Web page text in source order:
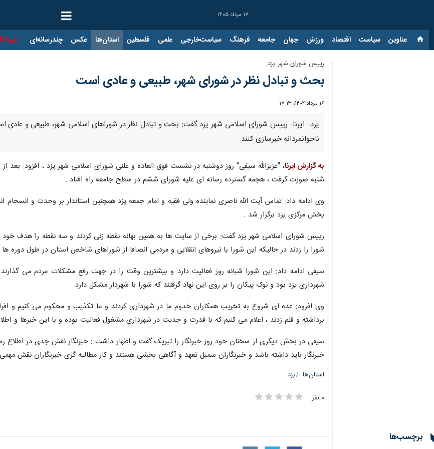
۱۷ مرداد ۱۴۰۵
عناوین‌ سیاست اقتصاد ورزش جهان جامعه فرهنگ سیاست‌خارجی علمی فلسطین استان‌ها عکس چندرسانه‌ای ایرنا TV
رییس شورای شهر یزد:
بحث و تبادل نظر در شورای شهر، طبیعی و عادی است
۱۶ مرداد ۱۴۰۲، ۱۷:۱۳
یزد- ایرنا- رییس شورای اسلامی شهر یزد گفت: بحث و تبادل نظر در شوراهای اسلامی شهر، طبیعی و عادی
ناجوانمردانه خبرسازی کنند.
به گزارش ایرنا، "عزیزالله سیفی" روز دوشنبه در نشست فوق العاده و علنی شورای اسلامی شهر یزد ، افزود:
شنبه صورت گرفت ، هجمه گسترده رسانه ای علیه شورای ششم در سطح جامعه راه افتاد .
وی ادامه داد: تماس آیت الله ناصری نماینده ولی فقیه و امام جمعه یزد همچنین استاندار بر وحدت و انسجام
بخش مرکزی یزد برگزار شد .
رییس شورای اسلامی شهر یزد گفت: برخی از سایت ها به همین بهانه نقطه زنی کردند و سه نقطه را هدف
شورا را زدند در حالیکه این شورا با نیروهای انقلابی و مردمی انصافا از شوراهای شاخص استان در طول دوره
سیفی ادامه داد: این شورا شبانه روز فعالیت دارد و بیشترین وقت را در جهت رفع مشکلات مردم می
شهرداری یزد بود و نوک پیکان را بر روی این نهاد گرفتند که شورا با شهردار مشکل دارد.
وی افزود: عده ای شروع به تخریب همکاران خدوم ما در شهرداری کردند و ما تکذیب و محکوم می کنیم و
برداشته و قلم زدند ، اعلام می کنیم که با قدرت و جدیت در شهرداری مشغول فعالیت بوده و با این خبرها و
سیفی در بخش دیگری از سخنان خود روز خبرنگار را تبریک گفت و اظهار داشت : خبرنگار نقش جدی در
خبرنگار باید داشته باشد و خبرنگاران سمبل تعهد و آگاهی بخشی هستند و کار مطالبه گری خبرنگاران نقش
استان‌ها یزد
۰ نفر
برچسب‌ها